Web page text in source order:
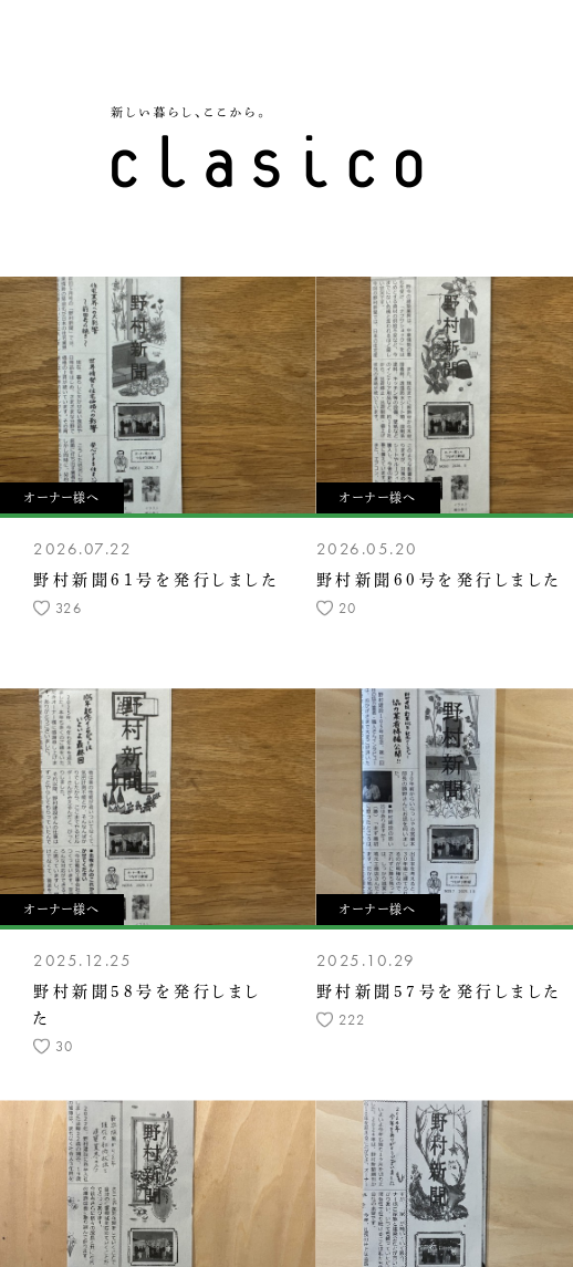
オーナー様へ
2026.07.22
野村新聞61号を発行しました
326
オーナー様へ
2026.05.20
野村新聞60号を発行しました
20
オーナー様へ
2025.12.25
野村新聞58号を発行しまし
た
30
オーナー様へ
2025.10.29
野村新聞57号を発行しました
222